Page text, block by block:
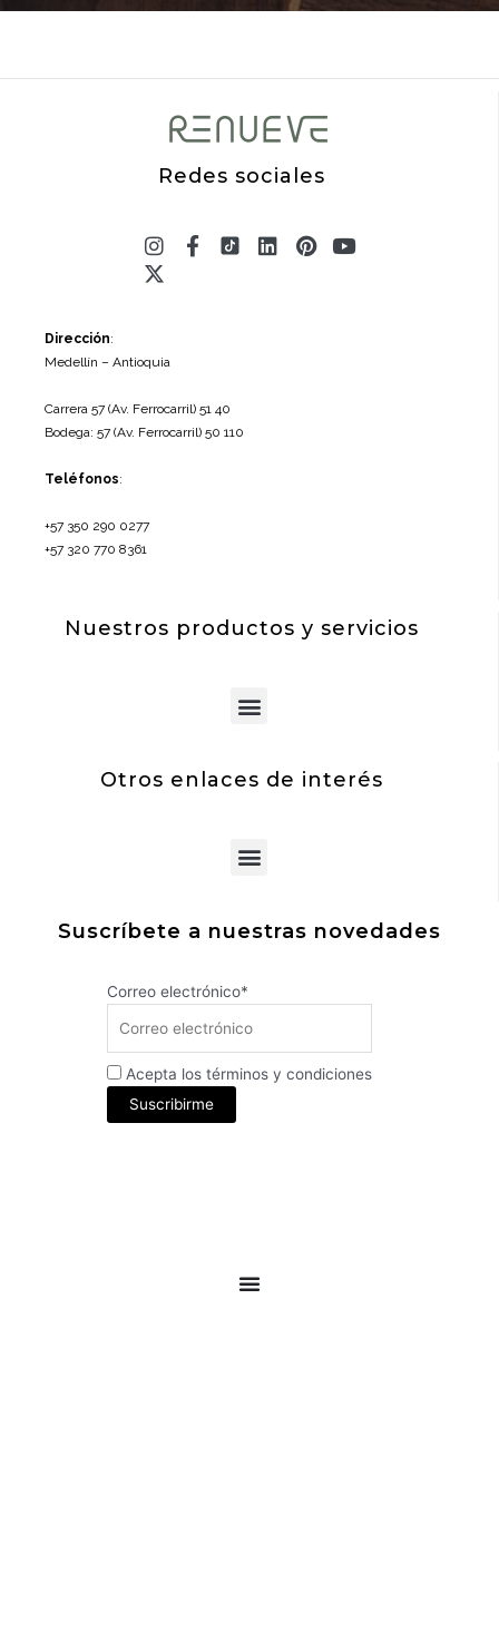
Redes sociales
Instagram
Facebook-
f
Linkedin
Pinterest
Youtube
X-
twitter
Dirección:
Medellín – Antioquia
Carrera 57 (Av. Ferrocarril) 51 40
Bodega: 57 (Av. Ferrocarril) 50 110
Teléfonos:
+57 350 290 0277
+57 320 770 8361
Nuestros productos y servicios
Menu
Otros enlaces de interés
Menu
Suscríbete a nuestras novedades
Correo electrónico*
Acepta los términos y condiciones